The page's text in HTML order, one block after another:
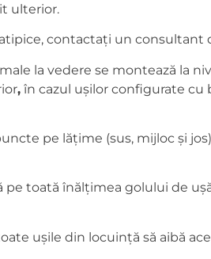
ulterior.
contactați un consultant
la vedere se montează la
, în cazul ușilor configurate cu
pe lățime (sus, mijloc și
toată înălțimea golului de
ușile din locuință să aibă